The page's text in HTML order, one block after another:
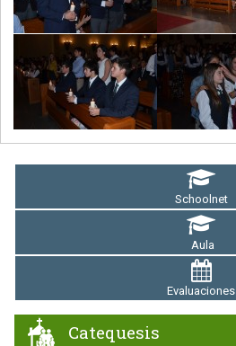
Schoolnet
Aula
Evaluaciones
Catequesis